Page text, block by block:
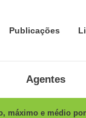
Publicações
Agentes
máximo e médio